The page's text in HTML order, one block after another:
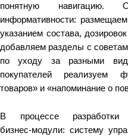
понятную навигацию.
информативности:
указанием состава,
добавляем разделы с
по уходу за разными
покупателей реализуем
товаров» и «напоминание о
В процессе
бизнес‑модули: систему